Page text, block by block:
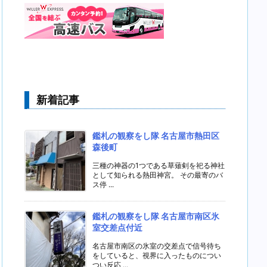
新着記事
鑑札の観察をし隊 名古屋市熱田区
森後町
三種の神器の1つである草薙剣を祀る神社
として知られる熱田神宮。 その最寄のバ
ス停 ...
鑑札の観察をし隊 名古屋市南区氷
室交差点付近
名古屋市南区の氷室の交差点で信号待ち
をしていると、視界に入ったものについ
つい反応 ...